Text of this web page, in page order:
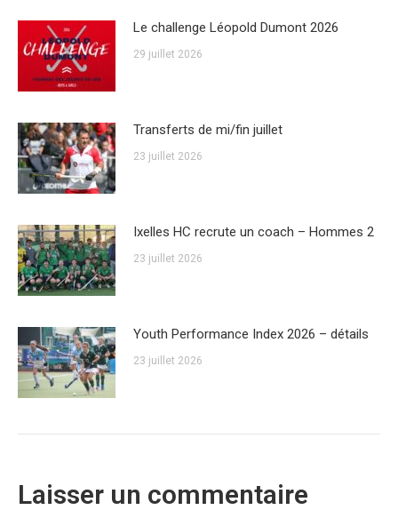
Le challenge Léopold Dumont 2026
29 juillet 2026
Transferts de mi/fin juillet
23 juillet 2026
Ixelles HC recrute un coach – Hommes 2
23 juillet 2026
Youth Performance Index 2026 – détails
23 juillet 2026
Laisser un commentaire